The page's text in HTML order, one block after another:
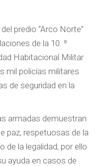
predio “Arco Norte”
de la 10. ª
Habitacional Militar
mil policías militares
de seguridad en la
armadas demuestran
paz, respetuosas de la
de la legalidad, por ello
ayuda en casos de